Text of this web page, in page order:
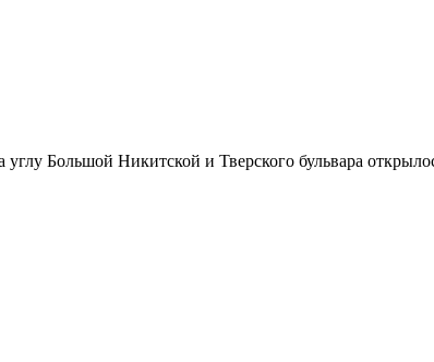
Большой Никитской и Тверского бульвара